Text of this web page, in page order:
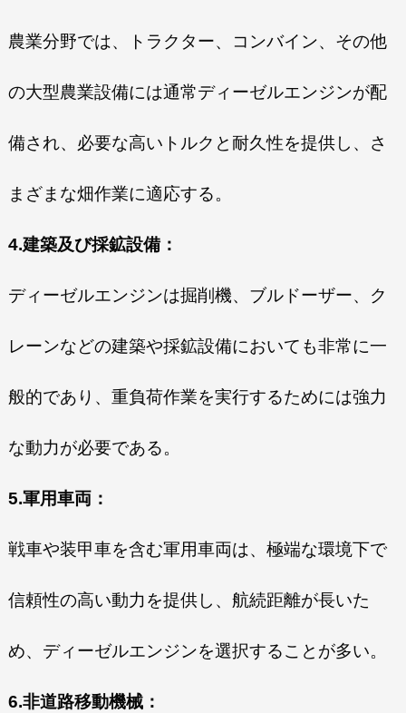
農業分野では、トラクター、コンバイン、その他
の大型農業設備には通常ディーゼルエンジンが配
備され、必要な高いトルクと耐久性を提供し、さ
まざまな畑作業に適応する。
4.建築及び採鉱設備：
ディーゼルエンジンは掘削機、ブルドーザー、ク
レーンなどの建築や採鉱設備においても非常に一
般的であり、重負荷作業を実行するためには強力
な動力が必要である。
5.軍用車両：
戦車や装甲車を含む軍用車両は、極端な環境下で
信頼性の高い動力を提供し、航続距離が長いた
め、ディーゼルエンジンを選択することが多い。
6.非道路移動機械：